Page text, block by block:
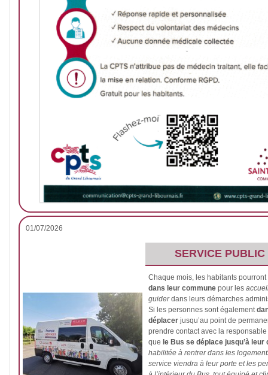
01/07/2026
SERVICE
Chaque mois, les habitants
dans leur commune pour les
guiderdans leurs démarches
Si les personnes sont également
déplacer jusqu’au point de
prendre contact avec la
que le Bus se déplace jusqu’à
habilitée à rentrer dans les
service viendra à leur porte et les